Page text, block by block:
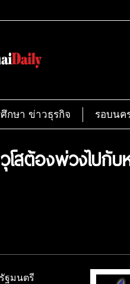
กษา ข่าวธุรกิจ รอบนค
โสต้องพ่วงไปกั
ฐมนตรี